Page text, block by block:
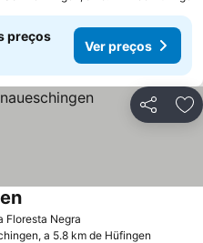
preços
Ver preços
Partilhar
Floresta Negra
Ver preços
a 5.8 km de Hüfingen